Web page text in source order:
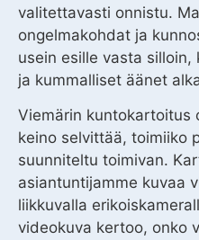
valitettavasti onnistu.
ongelmakohdat ja
usein esille vasta
ja kummalliset äänet
Viemärin kuntokartoitus
keino selvittää, toimiiko
suunniteltu toimivan.
asiantuntijamme kuvaa
liikkuvalla
videokuva kertoo, onko